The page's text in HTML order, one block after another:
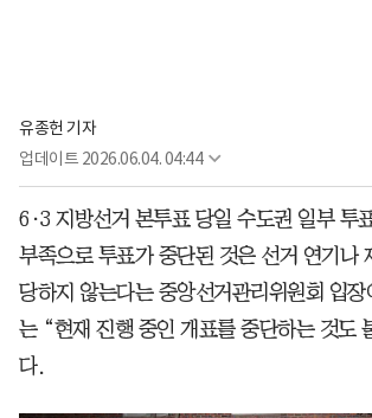
유종헌 기자
업데이트 2026.06.04. 04:44
6·3 지방선거 본투표 당일 수도권 일부 투
부족으로 투표가 중단된 것은 선거 연기나
당하지 않는다는 중앙선거관리위원회 입장
는 “현재 진행 중인 개표를 중단하는 것도
다.